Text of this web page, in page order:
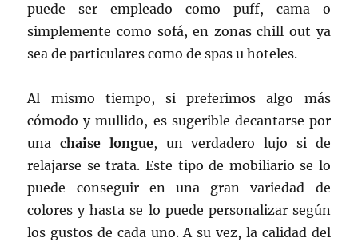
puede ser empleado como puff, cama o
simplemente como sofá, en zonas chill out ya
sea de particulares como de spas u hoteles.
Al mismo tiempo, si preferimos algo más
cómodo y mullido, es sugerible decantarse por
unachaise longue, un verdadero lujo si de
relajarse se trata. Este tipo de mobiliario se lo
puede conseguir en una gran variedad de
colores y hasta se lo puede personalizar según
los gustos de cada uno. A su vez, la calidad del